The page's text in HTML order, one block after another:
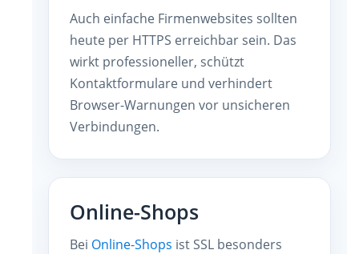
Auch einfache Firmenwebsites sollten
heute per HTTPS erreichbar sein. Das
wirkt professioneller, schützt
Kontaktformulare und verhindert
Browser-Warnungen vor unsicheren
Verbindungen.
Online-Shops
Bei Online-Shops ist SSL besonders